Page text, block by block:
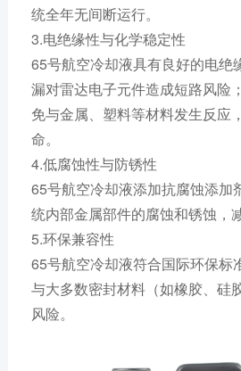
统全年无间断运行。
3.电绝缘性与化学稳定性
65号航空冷却液具有良好的电绝
漏对雷达电子元件造成短路风险
免与金属、塑料等材料发生反应
命。
4.低腐蚀性与防锈性
65号航空冷却液添加抗腐蚀添加
统内部金属部件的腐蚀和锈蚀，
5.环保兼容性
65号航空冷却液符合国际环保标
与大多数密封材料（如橡胶、硅
风险。